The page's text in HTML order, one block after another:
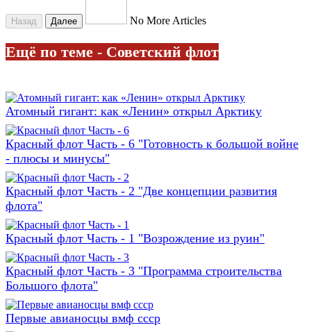
Назад Далее No More Articles
Ещё по теме - Советский флот
Атомный гигант: как «Ленин» открыл Арктику
Красный флот Часть - 6 "Готовность к большой войне
- плюсы и минусы"
Красный флот Часть - 2 "Две концепции развития
флота"
Красный флот Часть - 1 "Возрождение из руин"
Красный флот Часть - 3 "Программа строительства
Большого флота"
Первые авианосцы вмф ссср